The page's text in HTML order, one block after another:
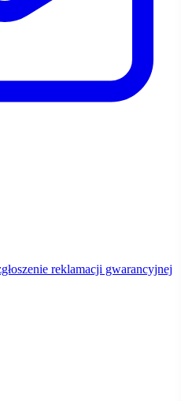
reklamacji gwarancyjnej